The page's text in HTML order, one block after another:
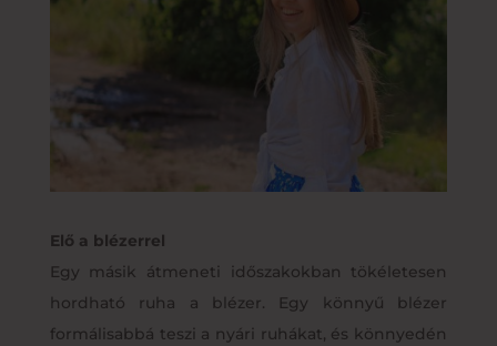
Elő a blézerrel
Egy másik átmeneti időszakokban tökéletesen
hordható ruha a blézer. Egy könnyű blézer
formálisabbá teszi a nyári ruhákat, és könnyedén